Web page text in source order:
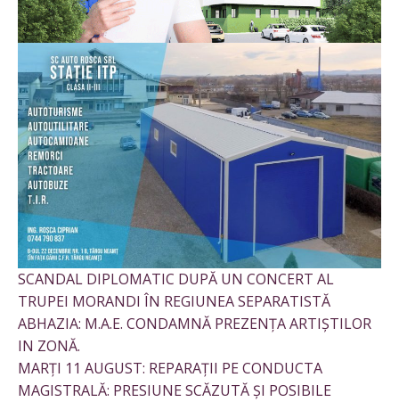
SCANDAL DIPLOMATIC DUPĂ UN CONCERT AL
TRUPEI MORANDI ÎN REGIUNEA SEPARATISTĂ
ABHAZIA: M.A.E. CONDAMNĂ PREZENȚA ARTIȘTILOR
IN ZONĂ.
MARȚI 11 AUGUST: REPARAȚII PE CONDUCTA
MAGISTRALĂ: PRESIUNE SCĂZUTĂ ȘI POSIBILE